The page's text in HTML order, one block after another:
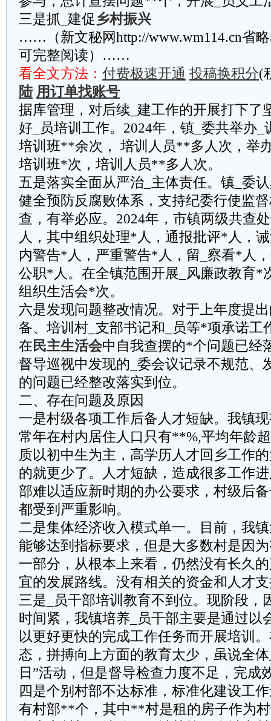
三是抓_建促 乡村振兴
……（新文秘网http://www.wm114.cn省
可完整阅读）……
看全文方法： 付费极速开通 投稿换积分(
陆 用订单找账号
据库管理，对后续_建工作的开展打下了
好_员培训工作。2024年，镇_委共举办_
培训班**余次， 培训人员**多人次，举
培训班*次，培训人员**多人次。
五是落实全面从严治_主体责任。镇_委
健全预防反腐败体系，支持纪委行使监
查，有举必应。2024年，市镇两级共查
人，其中组织处理*人，通报批评*人，
内警告*人，严重警告*人，留_察看*人
公职*人。在全镇范围开展_风廉政教育*
组织生活会*次。
六是发现问题整改情况。对于上年度提
备、培训村_支部书记和_员等*项承诺工
在民主生活会中自我查摆的*个问题已经
督导巡视中发现的_委会议记录不规范、
的问题已经整改落实到位。
二、存在问题及原因
一是村级各项工作后备人才短缺。我镇
常年在村内居住人口只有**%,平均年龄
质以初中生为主，高学历人才回乡工作
的就更少了。人才短缺，造成很多工作
部难以适应新时期的办公要求，村级后
都受到严重影响。
二是集体经济收入模式单一。目前，我
能够达到指标要求，但是大多数村是因
一部分，从根本上来看，仍然没有长久
宜的发展路线。没有相关的资金和人才
三是_员干部培训教育不到位。现阶段，
时间紧，我镇培养_员干部主要是通过以
以更好更快的完成工作任务而开展培训
态，拼搏向上方面的教育太少，虽说全
日”活动，但是督导检查力度不足，完成
四是个别村部不达标准，标准化建设工
有村部**个，其中**村是租的房子作为